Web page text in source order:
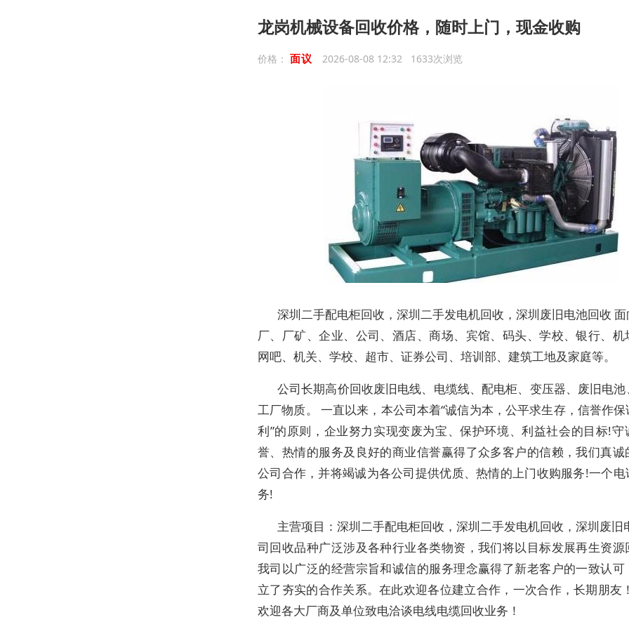
龙岗机械设备回收价格，随时上门，现金收购
价格： 面议 2026-08-08 12:32 1633次浏览
深圳二手配电柜回收，深圳二手发电机回收，深圳废旧电池回收
厂、厂矿、企业、公司、酒店、商场、宾馆、码头、学校、银行、机
网吧、机关、学校、超市、证券公司、培训部、建筑工地及家庭等。
公司长期高价回收废旧电线、电缆线、配电柜、变压器、废旧电
工厂物质。 一直以来，本公司本着“诚信为本，公平求生存，信誉作
利”的原则，企业努力实现变废为宝、保护环境、利益社会的目标!守
誉、热情的服务及良好的商业信誉赢得了众多客户的信赖，我们真诚
公司合作，并将竭诚为各公司提供优质、热情的上门收购服务!一个电
务!
主营项目：深圳二手配电柜回收，深圳二手发电机回收，深圳废旧
司回收品种广泛涉及各种行业各类物资，我们将以目标发展再生资源
我司以广泛的经营宗旨和诚信的服务理念赢得了新老客户的一致认可
立了夯实的合作关系。在此欢迎各位建立合作，一次合作，长期朋友
欢迎各大厂商及单位致电洽谈电线电缆回收业务！